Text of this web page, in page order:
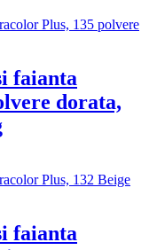
faianta
dorata,
faianta